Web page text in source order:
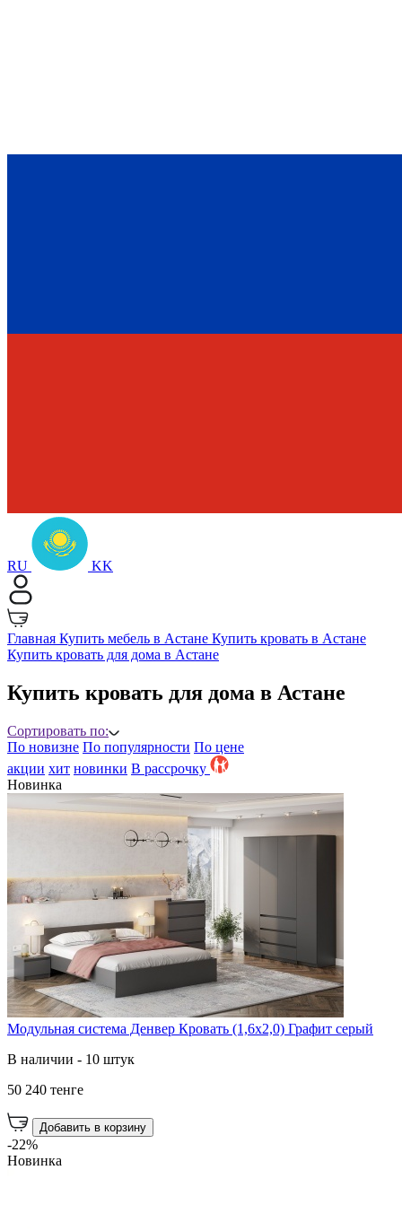
RU KK
Главная Купить мебель в Астане Купить кровать в Астане
Купить кровать для дома в Астане
Купить кровать для дома в Астане
Сортировать по:
По новизне По популярности По цене
акции хит новинки B рассрочку
Новинка
Модульная система Денвер Кровать (1,6х2,0) Графит серый
В наличии - 10 штук
50 240 тенге
Добавить в корзину
-22%
Новинка